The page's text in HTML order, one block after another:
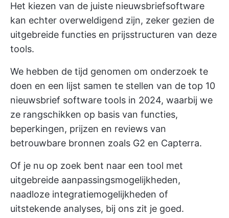
Het kiezen van de juiste nieuwsbriefsoftware
kan echter overweldigend zijn, zeker gezien de
uitgebreide functies en prijsstructuren van deze
tools.
We hebben de tijd genomen om onderzoek te
doen en een lijst samen te stellen van de top 10
nieuwsbrief software tools in 2024, waarbij we
ze rangschikken op basis van functies,
beperkingen, prijzen en reviews van
betrouwbare bronnen zoals G2 en Capterra.
Of je nu op zoek bent naar een tool met
uitgebreide aanpassingsmogelijkheden,
naadloze integratiemogelijkheden of
uitstekende analyses, bij ons zit je goed.